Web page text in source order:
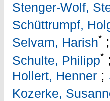
Stenger-Wolf,
Schüttrumpf,
Selvam, Harish* ;
Schulte, Philipp* ;
Hollert, Henner ;
Kozerke,